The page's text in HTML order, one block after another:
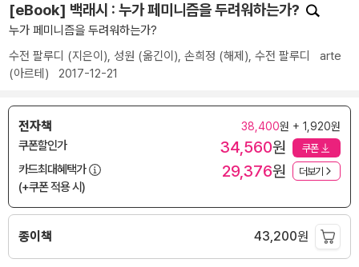
[eBook] 백래시 : 누가 페미니즘을 두려워하는가?
누가 페미니즘을 두려워하는가?
수전 팔루디 (지은이), 성원 (옮긴이), 손희정 (해제), 수전 팔루디
arte
(아르테) 2017-12-21
전자책 38,400원 + 1,920원
쿠폰할인가 34,560원 쿠폰
카드최대혜택가
(+쿠폰 적용 시)
29,376원 더보기
종이책 43,200원